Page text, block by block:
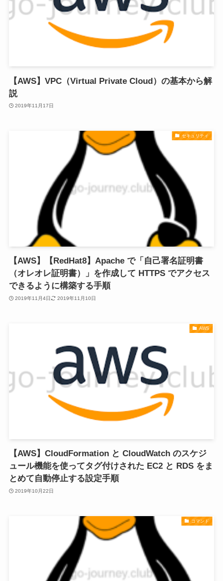
【AWS】VPC（Virtual Private Cloud）の基本から解
説
2019年11月17日
セキュリティ
【AWS】【RedHat8】Apache で「自己署名証明書
（オレオレ証明書）」を作成して HTTPS でアクセス
できるように構築する手順
2019年11月4日 2019年11月10日
AWS
【AWS】CloudFormation と CloudWatch のスケジ
ュール機能を使ってタグ付けされた EC2 と RDS をま
とめて自動停止する設定手順
2019年10月22日
コマンド